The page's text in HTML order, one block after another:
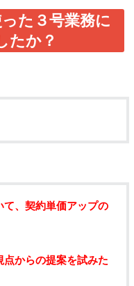
た３号業務に
たか？
、契約単価アップの
点からの提案を試みた